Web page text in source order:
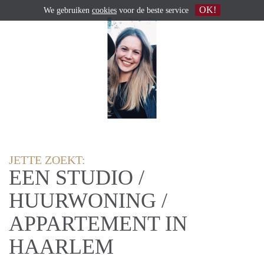
JETTE ZOEKT:
EEN STUDIO /
HUURWONING /
APPARTEMENT IN
HAARLEM
We gebruiken cookies voor de beste service OK!